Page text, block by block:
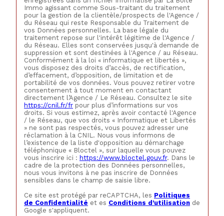
Immo agissant comme Sous-traitant du traitement
pour la gestion de la clientèle/prospects de l'Agence /
du Réseau qui reste Responsable du Traitement de
vos Données personnelles. La base légale du
traitement repose sur l'intérêt légitime de l'Agence /
du Réseau. Elles sont conservées jusqu'à demande de
suppression et sont destinées à l'Agence / au Réseau.
Conformément à la loi « informatique et libertés »,
vous disposez des droits d’accès, de rectification,
d’effacement, d’opposition, de limitation et de
portabilité de vos données. Vous pouvez retirer votre
consentement à tout moment en contactant
directement l’Agence / Le Réseau. Consultez le site
https://cnil.fr/fr pour plus d’informations sur vos
droits. Si vous estimez, après avoir contacté l'Agence
/ le Réseau, que vos droits « Informatique et Libertés
» ne sont pas respectés, vous pouvez adresser une
réclamation à la CNIL. Nous vous informons de
l’existence de la liste d'opposition au démarchage
téléphonique « Bloctel », sur laquelle vous pouvez
vous inscrire ici : https://www.bloctel.gouv.fr. Dans le
cadre de la protection des Données personnelles,
nous vous invitons à ne pas inscrire de Données
sensibles dans le champ de saisie libre.
Ce site est protégé par reCAPTCHA, les Politiques
de Confidentialité et es Conditions d'utilisation de
Google s'appliquent.